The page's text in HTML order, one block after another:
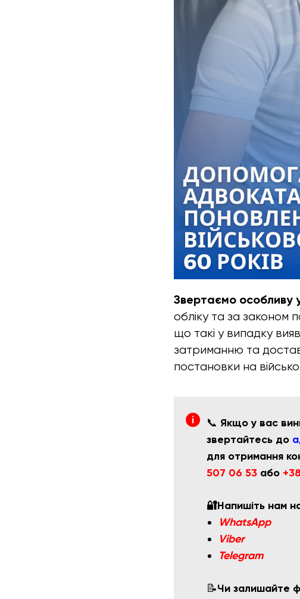
Звертаємо особливу
обліку та за законом
що такі у випадку
затриманню та
постановки на
📞 Якщо у вас
звертайтесь до
для отримання
507 06 53 або
🔐Напишіть нам
WhatsApp
Viber
Telegram
📝Чи залишайте